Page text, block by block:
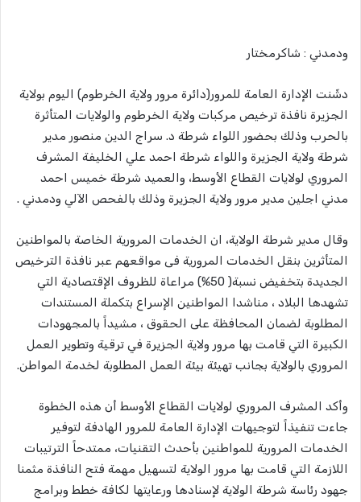
ودمدني : شاكرمختار
دشّنت الإدارة العامة للمرور(دائرة مرور ولاية الخرطوم) اليوم بولاية
الجزيرة نافذة ترخيص مركبات ولاية الخرطوم والولايات المتأثرة
بالحرب وذلك بحضور اللواء شرطة د. سراج الدين منصور مدير
شرطة ولاية الجزيرة واللواء شرطة احمد علي الخليفة المشرف
المروري لولايات القطاع الأوسط، والعميد شرطة خميس احمد
مدني اجلين مدير مرور ولاية الجزيرة وذلك بالفحص الآلي ودمدني .
وقال مدير شرطة الولاية، ان الخدمات المرورية الخاصة بالمواطنين
المتأثرين بنقل الخدمات المرورية فى مواقعهم عبر نافذة الترخيص
الجديدة بتخفيض نسبة( 50%) مراعاة للظروف الإقتصادية التي
تشهدها البلاد ، مناشدا المواطنين الإسراع بتكملة المستندات
المطلوبة لضمان المحافظة على الحقوق ، مشيداً بالمجهودات
الكبيرة التي قامت بها مرور ولاية الجزيرة في ترقية وتطوير العمل
المروري بالولاية بجانب تهيئة بيئة العمل المطلوبة لخدمة المواطن.
وأكد المشرف المروري لولايات القطاع الأوسط أن هذه الخطوة
جاءت تنفيذاً لتوجيهات الإدارة العامة للمرور الهادفة لتوفير
الخدمات المرورية للمواطنين بأحدث التقنيات، ممتدحاً الترتيبات
اللازمة التي قامت بها مرور الولاية لتسهيل مهمة فتح النافذة مثمنا
جهود رئاسة شرطة الولاية لإسنادها ورعايتها لكافة خطط وبرامج